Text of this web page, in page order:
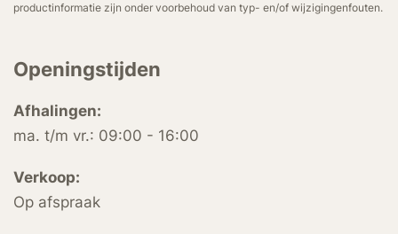
productinformatie zijn onder voorbehoud van typ- en/of wijzigingenfouten.
Openingstijden
Afhalingen:
ma. t/m vr.: 09:00 - 16:00
Verkoop:
Op afspraak